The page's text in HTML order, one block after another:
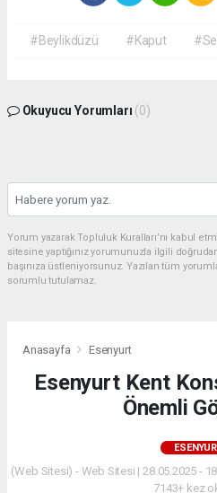
#Beylikdüzü #Kaput
Okuyucu Yorumları (0)
Yorum yazarak Topluluk Kuralları’nı kabul
sitesine yaptığınız yorumunuzla ilgili
başınıza üstleniyorsunuz. Yazılan tüm
sorumlu tutulamaz.
Anasayfa Esenyurt
Esenyurt Kent
Önemli
(Web Sitesi) - Web Sitesi | 28.05.2025 -
7143+ kez